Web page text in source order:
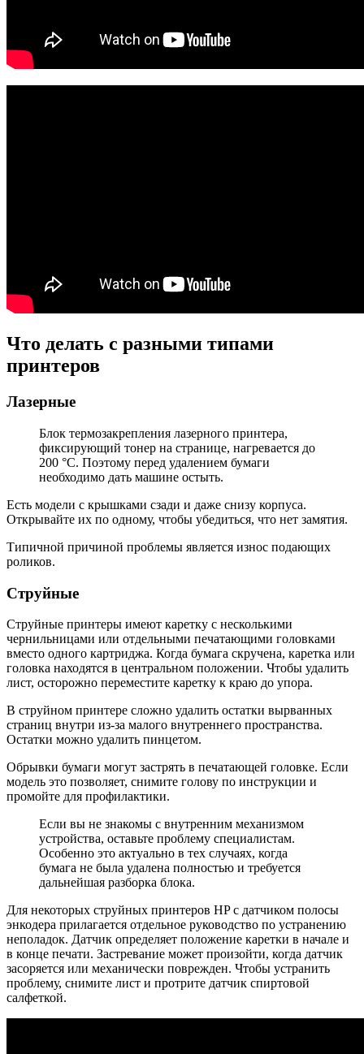
Что делать с разными типами
принтеров
Лазерные
Блок термозакрепления лазерного принтера,
фиксирующий тонер на странице, нагревается до
200 °С. Поэтому перед удалением бумаги
необходимо дать машине остыть.
Есть модели с крышками сзади и даже снизу корпуса.
Открывайте их по одному, чтобы убедиться, что нет замятия.
Типичной причиной проблемы является износ подающих
роликов.
Струйные
Струйные принтеры имеют каретку с несколькими
чернильницами или отдельными печатающими головками
вместо одного картриджа. Когда бумага скручена, каретка или
головка находятся в центральном положении. Чтобы удалить
лист, осторожно переместите каретку к краю до упора.
В струйном принтере сложно удалить остатки вырванных
страниц внутри из-за малого внутреннего пространства.
Остатки можно удалить пинцетом.
Обрывки бумаги могут застрять в печатающей головке. Если
модель это позволяет, снимите голову по инструкции и
промойте для профилактики.
Если вы не знакомы с внутренним механизмом
устройства, оставьте проблему специалистам.
Особенно это актуально в тех случаях, когда
бумага не была удалена полностью и требуется
дальнейшая разборка блока.
Для некоторых струйных принтеров HP с датчиком полосы
энкодера прилагается отдельное руководство по устранению
неполадок. Датчик определяет положение каретки в начале и
в конце печати. Застревание может произойти, когда датчик
засоряется или механически поврежден. Чтобы устранить
проблему, снимите лист и протрите датчик спиртовой
салфеткой.